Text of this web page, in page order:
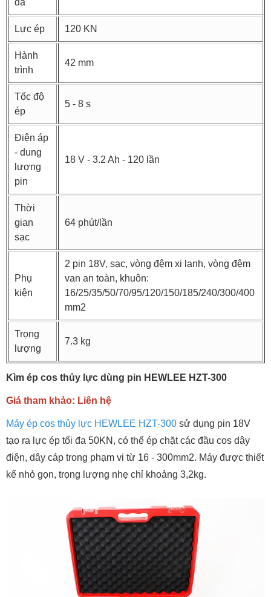
Lực ép 120 KN
Hành
trình
42 mm
Tốc độ
ép
5 - 8 s
Điện áp
- dung
lượng
pin
18 V - 3.2 Ah - 120 lần
Thời
gian
sạc
64 phút/lần
Phụ
kiện
2 pin 18V, sạc, vòng đệm xi lanh, vòng đệm
van an toàn, khuôn:
16/25/35/50/70/95/120/150/185/240/300/400
mm2
Trọng
lượng
7.3 kg
Kìm ép cos thủy lực dùng pin HEWLEE HZT-300
Giá tham khảo: Liên hệ
Máy ép cos thủy lực HEWLEE HZT-300 sử dụng pin 18V
tạo ra lực ép tối đa 50KN, có thể ép chặt các đầu cos dây
điện, dây cáp trong phạm vi từ 16 - 300mm2. Máy được thiết
kế nhỏ gọn, trọng lượng nhẹ chỉ khoảng 3,2kg.